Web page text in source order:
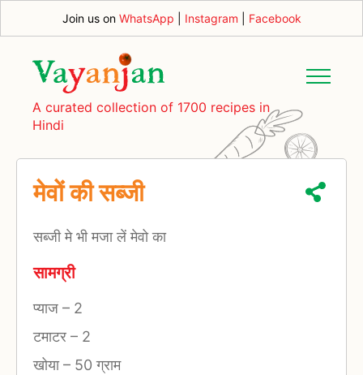
Join us on WhatsApp Instagram Facebook
A curated collection of 1700 recipes in
Hindi
मेवों की सब्जी
सब्जी मे भी मजा लें मेवो का
सामग्री
प्याज – 2
टमाटर – 2
खोया– 50 ग्राम